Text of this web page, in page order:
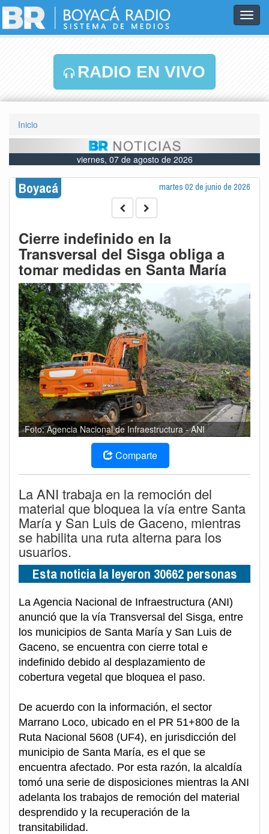
RADIO EN VIVO
Inicio
viernes, 07 de agosto de 2026
Boyacá martes 02 de junio de 2026
Cierre indefinido en la
Transversal del Sisga obliga a
tomar medidas en Santa María
Foto: Agencia Nacional de Infraestructura - ANI
Comparte
La ANI trabaja en la remoción del
material que bloquea la vía entre Santa
María y San Luis de Gaceno, mientras
se habilita una ruta alterna para los
usuarios.
Esta noticia la leyeron 30662 personas
La Agencia Nacional de Infraestructura (ANI)
anunció que la vía Transversal del Sisga, entre
los municipios de Santa María y San Luis de
Gaceno, se encuentra con cierre total e
indefinido debido al desplazamiento de
cobertura vegetal que bloquea el paso.
De acuerdo con la información, el sector
Marrano Loco, ubicado en el PR 51+800 de la
Ruta Nacional 5608 (UF4), en jurisdicción del
municipio de Santa María, es el que se
encuentra afectado. Por esta razón, la alcaldía
tomó una serie de disposiciones mientras la ANI
adelanta los trabajos de remoción del material
desprendido y la recuperación de la
transitabilidad.